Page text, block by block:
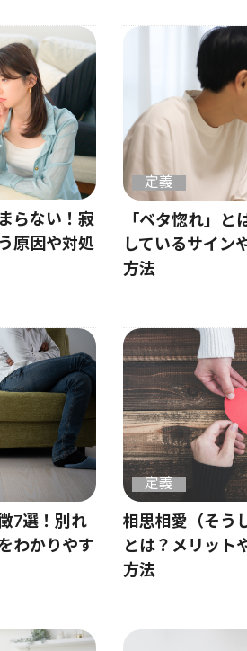
らない！寂
原因や対処
定義
「ベタ惚れ」と
しているサイン
方法
7選！別れ
わかりやす
定義
相思相愛（そう
とは？メリット
方法